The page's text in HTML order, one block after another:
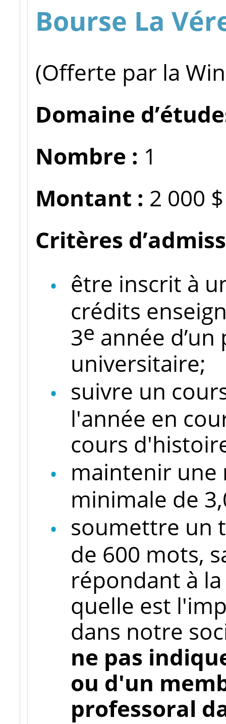
Bourse La
(Offerte par la
Domaine
Nombre : 1
Montant : 2 000
Critères
être inscrit à
crédits
3e année
universitaire;
suivre un
l'année en
cours
maintenir une
minimale de
soumettre un
de 600 mots,
répondant à
quelle est
dans notre
ne pas
ou d'un
professoral